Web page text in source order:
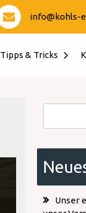
info@kohls-
Tipps & Tricks
Unser